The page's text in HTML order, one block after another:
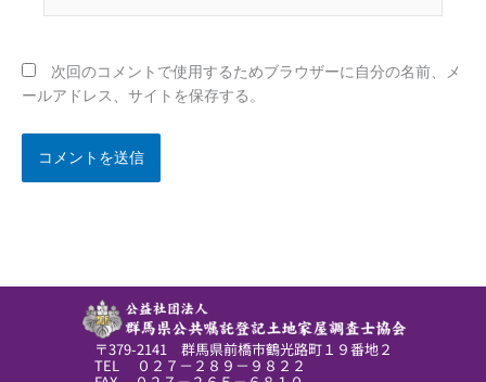
次回のコメントで使用するためブラウザーに自分の名前、メ
ールアドレス、サイトを保存する。
〒379-2141 群馬県前橋市鶴光路町１９番地２
TEL ０２７－２８９－９８２２